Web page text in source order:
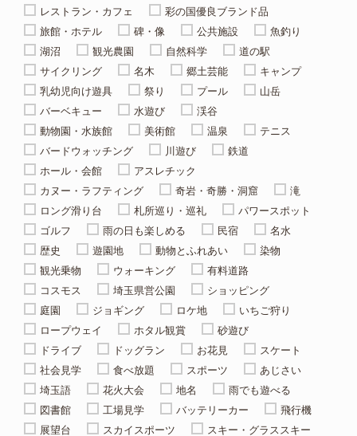
レストラン・カフェ
彩の国優良ブランド品
旅館・ホテル
碑・像 公共施設
魚釣り
湖沼
観光農園 自然科学
道の駅
サイクリング
名木 郷土芸能
キャンプ
乳幼児向け遊具
祭り プール
山岳
バーベキュー
水遊び
渓谷
動物園・水族館
美術館 温泉
テニス
バードウォッチング
川遊び
鉄道
ホール・会館
アスレチック
カヌー・ラフティング
奇岩・奇勝・洞窟
滝
ロング滑り台
札所巡り・巡礼
パワースポット
ゴルフ
雨の日も楽しめる 民宿
名水
歴史
遊園地 動物とふれあい
染物
観光乗物
ウォーキング
有料道路
コスモス
埼玉県営公園
ショッピング
庭園
ジョギング ロケ地
いちご狩り
ロープウェイ
ホタル観賞
砂遊び
ドライブ
ドッグラン お花見
スケート
社会見学
食べ放題 スポーツ
あじさい
埼玉語
花火大会 地名
雨でも遊べる
図書館
工場見学 バッテリーカー
飛行機
展望台
スカイスポーツ
スキー・グラススキー